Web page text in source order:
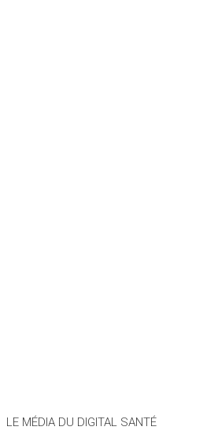
LE MÉDIA DU DIGITAL SANTÉ